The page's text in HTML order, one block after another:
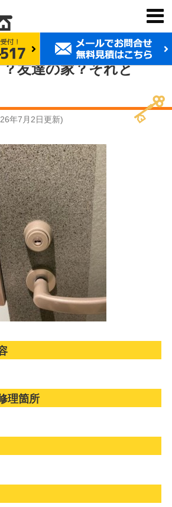
例紹介 鍵はどこに！？友達の家？それとも？
友達の家？それと
年7月2日更新)
理箇所